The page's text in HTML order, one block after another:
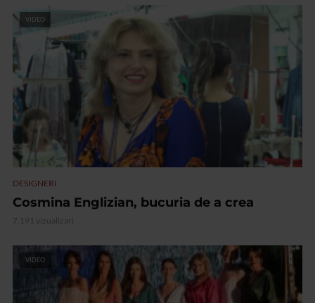
VIDEO
DESIGNERI
Cosmina Englizian, bucuria de a crea
7.191 vizualizari
VIDEO